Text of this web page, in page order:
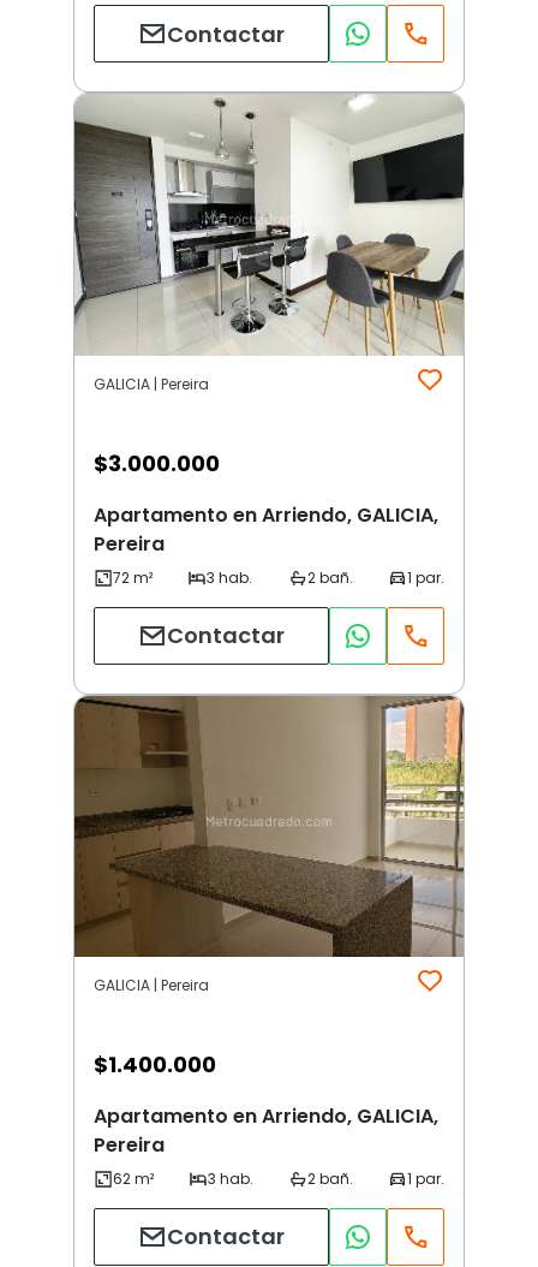
Contactar
GALICIA | Pereira
$3.000.000
Apartamento en Arriendo, GALICIA,
Pereira
Contactar
GALICIA | Pereira
$1.400.000
Apartamento en Arriendo, GALICIA,
Pereira
Contactar